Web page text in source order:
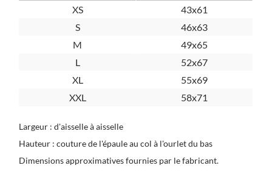
XS
43x61
S
46x63
M
49x65
L
52x67
XL
55x69
XXL
58x71
Largeur : d'aisselle à aisselle
Hauteur : couture de l'épaule au col à l'ourlet du bas
Dimensions approximatives fournies par le fabricant.